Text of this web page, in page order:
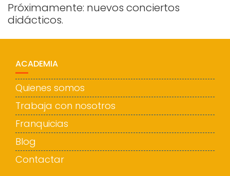
Próximamente: nuevos conciertos
didácticos.
ACADEMIA
Quienes somos
Trabaja con nosotros
Franquicias
Blog
Contactar